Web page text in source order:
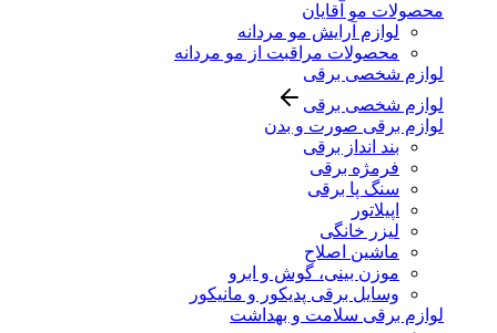
محصولات مو آقایان
لوازم آرایش مو مردانه
محصولات مراقبت از مو مردانه
لوازم شخصی برقی
لوازم شخصی برقی
لوازم برقی صورت و بدن
بند انداز برقی
فرمژه برقی
سنگ پا برقی
اپیلاتور
لیزر خانگی
ماشین اصلاح
موزن بینی، گوش و ابرو
وسایل برقی پدیکور و مانیکور
لوازم برقی سلامت و بهداشت